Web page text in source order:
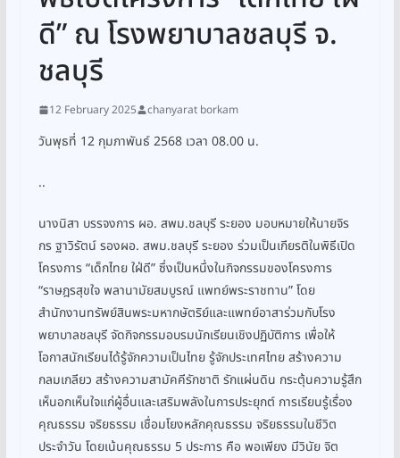
ดี” ณ โรงพยาบาลชลบุรี จ.
ชลบุรี
12 February 2025 chanyarat borkam
วันพุธที่ 12 กุมภาพันธ์ 2568 เวลา 08.00 น.
..
นางนิสา บรรจงการ ผอ. สพม.ชลบุรี ระยอง มอบหมายให้นายจิร
กร ฐาวิรัตน์ รองผอ. สพม.ชลบุรี ระยอง ร่วมเป็นเกียรติในพิธีเปิด
โครงการ “เด็กไทย ใฝ่ดี” ซึ่งเป็นหนึ่งในกิจกรรมของโครงการ
“ราษฎรสุขใจ พลานามัยสมบูรณ์ แพทย์พระราชทาน” โดย
สำนักงานทรัพย์สินพระมหากษัตริย์และแพทย์อาสาร่วมกับโรง
พยาบาลชลบุรี จัดกิจกรรมอบรมนักเรียนเชิงปฏิบัติการ เพื่อให้
โอกาสนักเรียนได้รู้จักความเป็นไทย รู้จักประเทศไทย สร้างความ
กลมเกลียว สร้างความสามัคคีรักชาติ รักแผ่นดิน กระตุ้นความรู้สึก
เห็นอกเห็นใจแก่ผู้อื่นและเสริมพลังในการประยุกต์ การเรียนรู้เรื่อง
คุณธรรม จริยธรรม เชื่อมโยงหลักคุณธรรม จริยธรรมในชีวิต
ประจำวัน โดยเน้นคุณธรรม 5 ประการ คือ พอเพียง มีวินัย จิต